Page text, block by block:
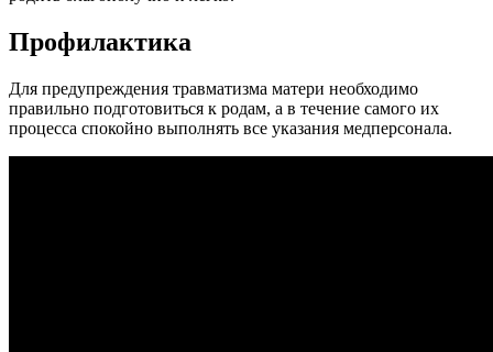
Профилактика
Для предупреждения травматизма матери необходимо
правильно подготовиться к родам, а в течение самого их
процесса спокойно выполнять все указания медперсонала.